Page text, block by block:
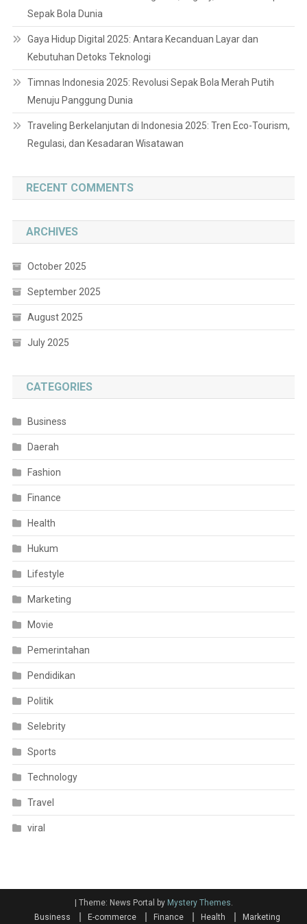
Sepak Bola Dunia
Gaya Hidup Digital 2025: Antara Kecanduan Layar dan
Kebutuhan Detoks Teknologi
Timnas Indonesia 2025: Revolusi Sepak Bola Merah Putih
Menuju Panggung Dunia
Traveling Berkelanjutan di Indonesia 2025: Tren Eco-Tourism,
Regulasi, dan Kesadaran Wisatawan
RECENT COMMENTS
ARCHIVES
October 2025
September 2025
August 2025
July 2025
CATEGORIES
Business
Daerah
Fashion
Finance
Health
Hukum
Lifestyle
Marketing
Movie
Pemerintahan
Pendidikan
Politik
Selebrity
Sports
Technology
Travel
viral
Theme: News Portal by Mystery Themes.
Business
E-commerce Finance Health Marketing